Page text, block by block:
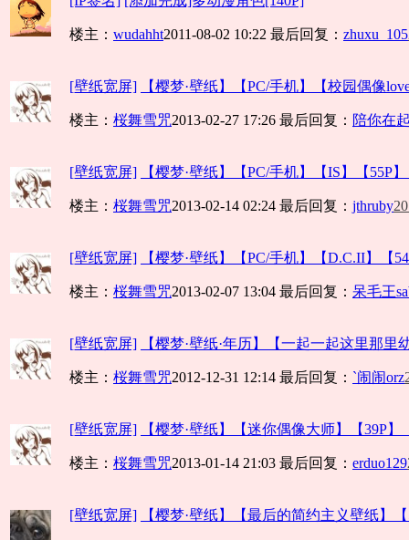
楼主： wudahht2011-08-02 10:22 最后回复： zhuxu_105
[壁纸宽屏] 【樱梦·壁纸】【PC/手机】【校园偶像
楼主： 桜舞雪咒2013-02-27 17:26 最后回复： 陪你在
[壁纸宽屏] 【樱梦·壁纸】【PC/手机】【IS】【55P
楼主： 桜舞雪咒2013-02-14 02:24 最后回复： jthruby
[壁纸宽屏] 【樱梦·壁纸】【PC/手机】【D.C.II】【
楼主： 桜舞雪咒2013-02-07 13:04 最后回复： 呆毛王
[壁纸宽屏] 【樱梦·壁纸·年历】【一起一起这里那里
楼主： 桜舞雪咒2012-12-31 12:14 最后回复： `闹闹orz
[壁纸宽屏] 【樱梦·壁纸】【迷你偶像大师】【39P
楼主： 桜舞雪咒2013-01-14 21:03 最后回复： erduo129
[壁纸宽屏] 【樱梦·壁纸】【最后的简约主义壁纸】